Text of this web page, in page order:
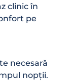
clinic în
pe
necesară
nopții.